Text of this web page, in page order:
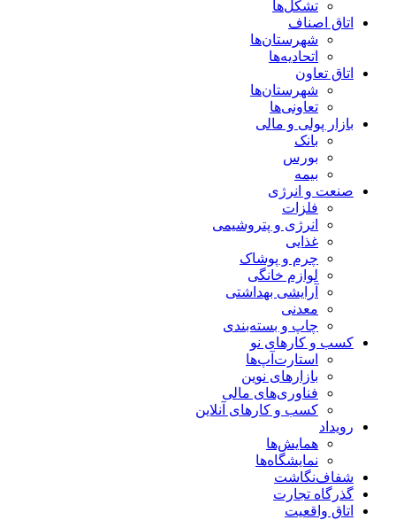
تشکل‌ها
اتاق اصناف
شهرستان‌ها
اتحادیه‌ها
اتاق تعاون
شهرستان‌ها
تعاونی‌ها
بازار پولی و مالی
بانک
بورس
بیمه
صنعت و انرژی
فلزات
انرژی و پتروشیمی
غذایی
چرم و پوشاک
لوازم خانگی
آرایشی بهداشتی
معدنی
چاپ و بسته‌بندی
کسب و کارهای نو
استارت‌آپ‌ها
بازارهای نوین
فناوری‌های مالی
کسب و کارهای آنلاین
رویداد
همایش‌ها
نمایشگاه‌ها
شفاف‌نگاشت
گذرگاه تجارت
اتاق واقعیت